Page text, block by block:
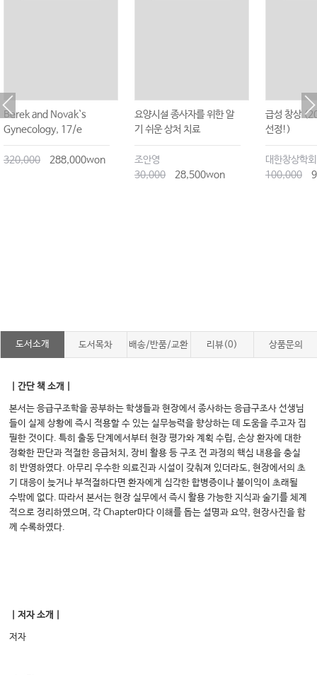
Berek and Novak`s
Gynecology, 17/e
320,000 288,000won
요양시설 종사자를 위한 알
기 쉬운 상처 치료
조안영
30,000
28,500won
급성 창상
선정!)
대한창상학회
100,000
도서소개 도서목차 배송/반품/교환 리뷰(0) 상품문의
｜간단 책 소개｜
본서는 응급구조학을 공부하는 학생들과 현장에서 종사하는 응급구조사 선생님
들이 실제 상황에 즉시 적용할 수 있는 실무능력을 향상하는 데 도움을 주고자 집
필한 것이다. 특히 출동 단계에서부터 현장 평가와 계획 수립, 손상 환자에 대한
정확한 판단과 적절한 응급처치, 장비 활용 등 구조 전 과정의 핵심 내용을 충실
히 반영하였다. 아무리 우수한 의료진과 시설이 갖춰져 있더라도, 현장에서의 초
기 대응이 늦거나 부적절하다면 환자에게 심각한 합병증이나 불이익이 초래될
수밖에 없다. 따라서 본서는 현장 실무에서 즉시 활용 가능한 지식과 술기를 체계
적으로 정리하였으며, 각 Chapter마다 이해를 돕는 설명과 요약, 현장사진을 함
께 수록하였다.
｜저자 소개｜
저자